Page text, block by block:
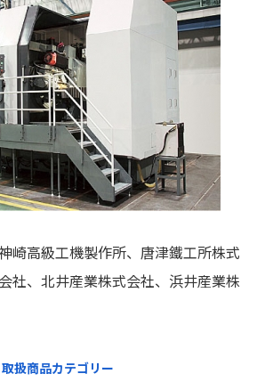
崎高級工機製作所、 唐津鐵工所株式
社、北井産業株式会社、 浜井産業株
取扱商品カテゴリー